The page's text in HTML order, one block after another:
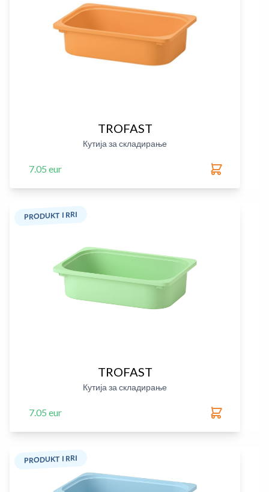
TROFAST
Кутија за складирање
7.05 eur
PRODUKT I RRI
TROFAST
Кутија за складирање
7.05 eur
PRODUKT I RRI